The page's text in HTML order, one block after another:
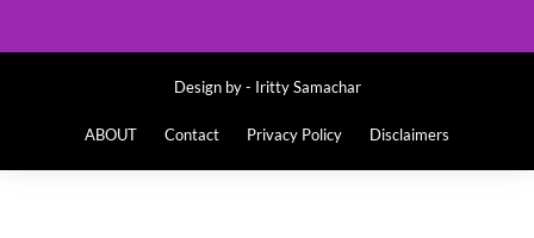
Design by - Iritty Samachar
ABOUT Contact Privacy Policy Disclaimers